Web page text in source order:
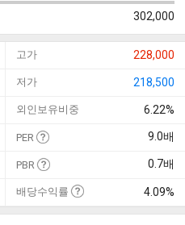
302,000
고가 228,000
저가 218,500
외인보유비중 6.22%
PER 9.0배
PBR 0.7배
배당수익률 4.09%